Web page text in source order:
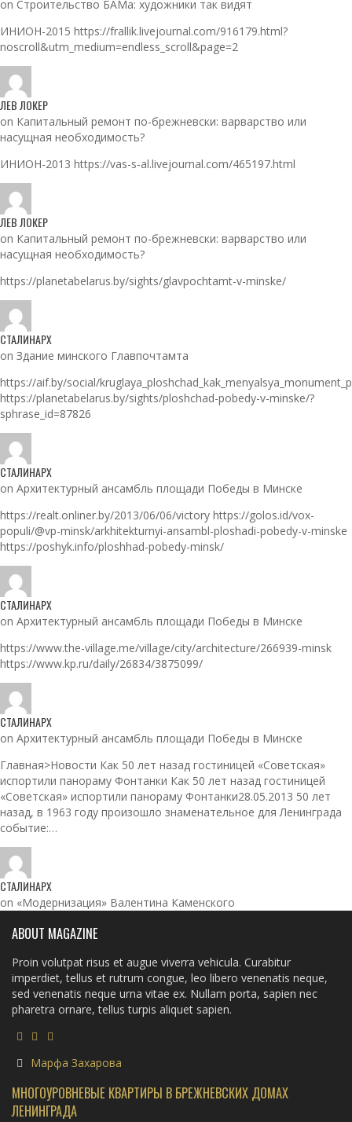
on Строительство БАМа: художники так видят
ИНИОН-2015 https://frallik.livejournal.com/916179.html?
noscroll&utm_medium=endless_scroll&page=2
ЛЕВ ЛОКЕР
on Капитальный ремонт по-брежневски: варварство или
насущная необходимость?
ИНИОН-2013 https://vas-s-al.livejournal.com/465197.html
ЛЕВ ЛОКЕР
on Капитальный ремонт по-брежневски: варварство или
насущная необходимость?
https://planetabelarus.by/sights/glavpochtamt-v-minske/
СТАЛИНАРХ
on Здание минского Главпочтамта
https://aif.by/social/
https://planetabelarus.by/sights/ploshchad-pobedy-v-minske/?
sphrase_id=87826
СТАЛИНАРХ
on Архитектурный ансамбль площади Победы в Минске
https://realt.onliner.by/2013/06/06/victory https://golos.id/vox-
populi/@vp-minsk/arkhitekturnyi-ansambl-ploshadi-pobedy-v-minske
https://poshyk.info/ploshhad-pobedy-minsk/
СТАЛИНАРХ
on Архитектурный ансамбль площади Победы в Минске
https://www.the-village.me/village/city/architecture/266939-minsk
https://www.kp.ru/daily/26834/3875099/
СТАЛИНАРХ
on Архитектурный ансамбль площади Победы в Минске
Главная>Новости Как 50 лет назад гостиницей «Советская»
испортили панораму Фонтанки Как 50 лет назад гостиницей
«Советская» испортили панораму Фонтанки28.05.2013 50 лет
назад, в 1963 году произошло знаменательное для Ленинграда
событие:…
СТАЛИНАРХ
on «Модернизация» Валентина Каменского
ABOUT MAGAZINE
Proin volutpat risus et augue viverra vehicula. Curabitur
imperdiet, tellus et rutrum congue, leo libero venenatis neque,
sed venenatis neque urna vitae ex. Nullam porta, sapien nec
pharetra ornare, tellus turpis aliquet sapien.
Марфа Захарова
МНОГОУРОВНЕВЫЕ КВАРТИРЫ В БРЕЖНЕВСКИХ ДОМАХ
ЛЕНИНГРАДА